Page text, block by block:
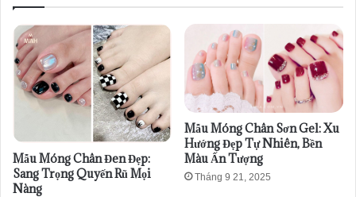
Mẫu Móng Chân Đen Đẹp:
Sang Trọng Quyến Rũ Mọi
Nàng
Mẫu Móng Chân Sơn Gel: Xu
Hướng Đẹp Tự Nhiên, Bền
Màu Ấn Tượng
Tháng 9 21, 2025